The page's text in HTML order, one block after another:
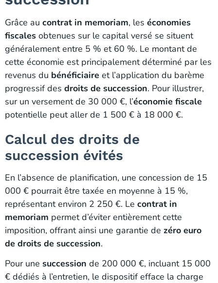
Grâce au contrat in memoriam, les économies
fiscales obtenues sur le capital versé se situent
généralement entre 5 % et 60 %. Le montant de
cette économie est principalement déterminé par les
revenus du bénéficiaire et l’application du barème
progressif des droits de succession. Pour illustrer,
sur un versement de 30 000 €, l’économie fiscale
potentielle peut aller de 1 500 € à 18 000 €.
Calcul des droits de
succession évités
En l’absence de planification, une concession de 15
000 € pourrait être taxée en moyenne à 15 %,
représentant environ 2 250 €. Le contrat in
memoriam permet d’éviter entièrement cette
imposition, offrant ainsi une garantie de zéro euro
de droits de succession.
Pour une succession de 200 000 €, incluant 15 000
€ dédiés à l’entretien, le dispositif efface la charge